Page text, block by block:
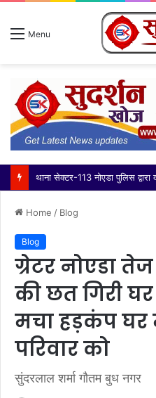
Menu
Home / Blog
Blog
ग्रेटर नोएडा
की छत गिरी
मचा हड़कंप घर
परिवार को
सुंदरलाल शर्मा गौतम बुध नगर